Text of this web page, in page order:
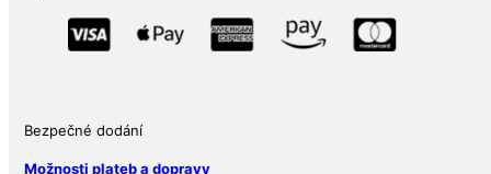
množství
Bezpečné dodání
Možnosti plateb a dopravy